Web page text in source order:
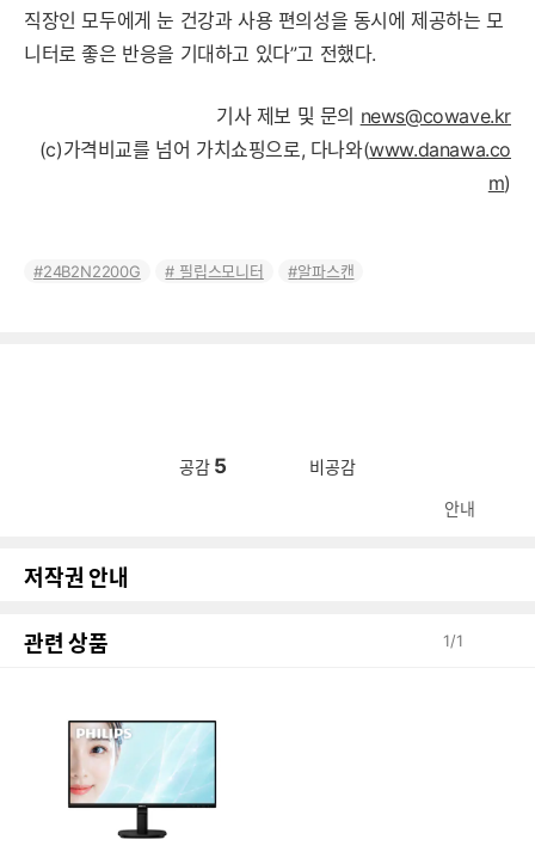
직장인 모두에게 눈 건강과 사용 편의성을 동시에 제공하는 모
니터로 좋은 반응을 기대하고 있다”고 전했다.
기사 제보 및 문의 news@cowave.kr
(c)가격비교를 넘어 가치쇼핑으로, 다나와(www.danawa.co
m)
24B2N2200G 필립스모니터 알파스캔
공감 5 비공감
안내
저작권 안내
관련 상품 1/1